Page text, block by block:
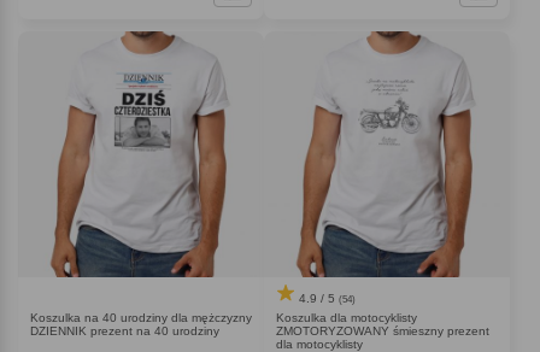
Koszulka na 40 urodziny dla mężczyzny
DZIENNIK prezent na 40 urodziny
4.9 / 5 (54)
Koszulka dla motocyklisty
ZMOTORYZOWANY śmieszny prezent
dla motocyklisty